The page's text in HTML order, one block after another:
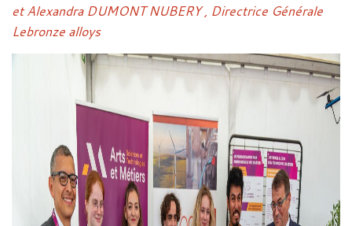
et Alexandra DUMONT NUBERY , Directrice Générale
Lebronze alloys